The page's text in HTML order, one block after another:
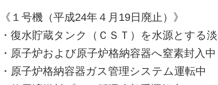
《１号機（平成24年４月19日廃止）》
・復水貯蔵タンク（ＣＳＴ）を水源とする
・原子炉および原子炉格納容器へ窒素封入中
・原子炉格納容器ガス管理システム運転中